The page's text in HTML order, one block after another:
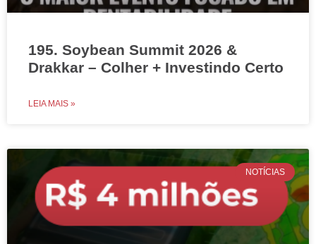
195. Soybean Summit 2026 &
Drakkar – Colher + Investindo Certo
LEIA MAIS »
NOTÍCIAS